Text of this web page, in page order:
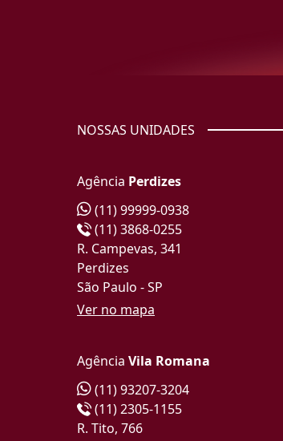
NOSSAS UNIDADES
Agência Perdizes
(11) 99999-0938
(11) 3868-0255
R. Campevas, 341
Perdizes
São Paulo - SP
Ver no mapa
Agência Vila Romana
(11) 93207-3204
(11) 2305-1155
R. Tito, 766